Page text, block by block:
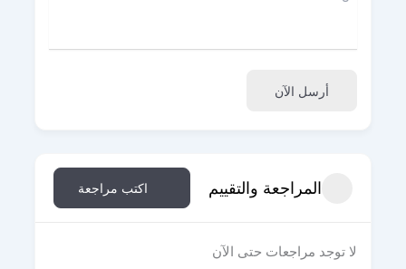
أرسل الآن
المراجعة والتقييم اكتب مراجعة
لا توجد مراجعات حتى الآن